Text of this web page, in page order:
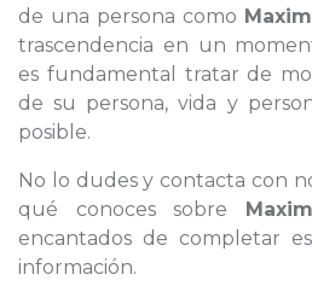
de una persona como
trascendencia en un
es fundamental tratar de
de su persona, vida y
posible.
No lo dudes y contacta con
qué conoces sobre
encantados de completar
información.